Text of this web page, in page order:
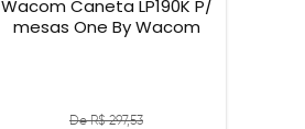
Wacom Caneta LP190K P/
mesas One By Wacom
De R$ 297,53